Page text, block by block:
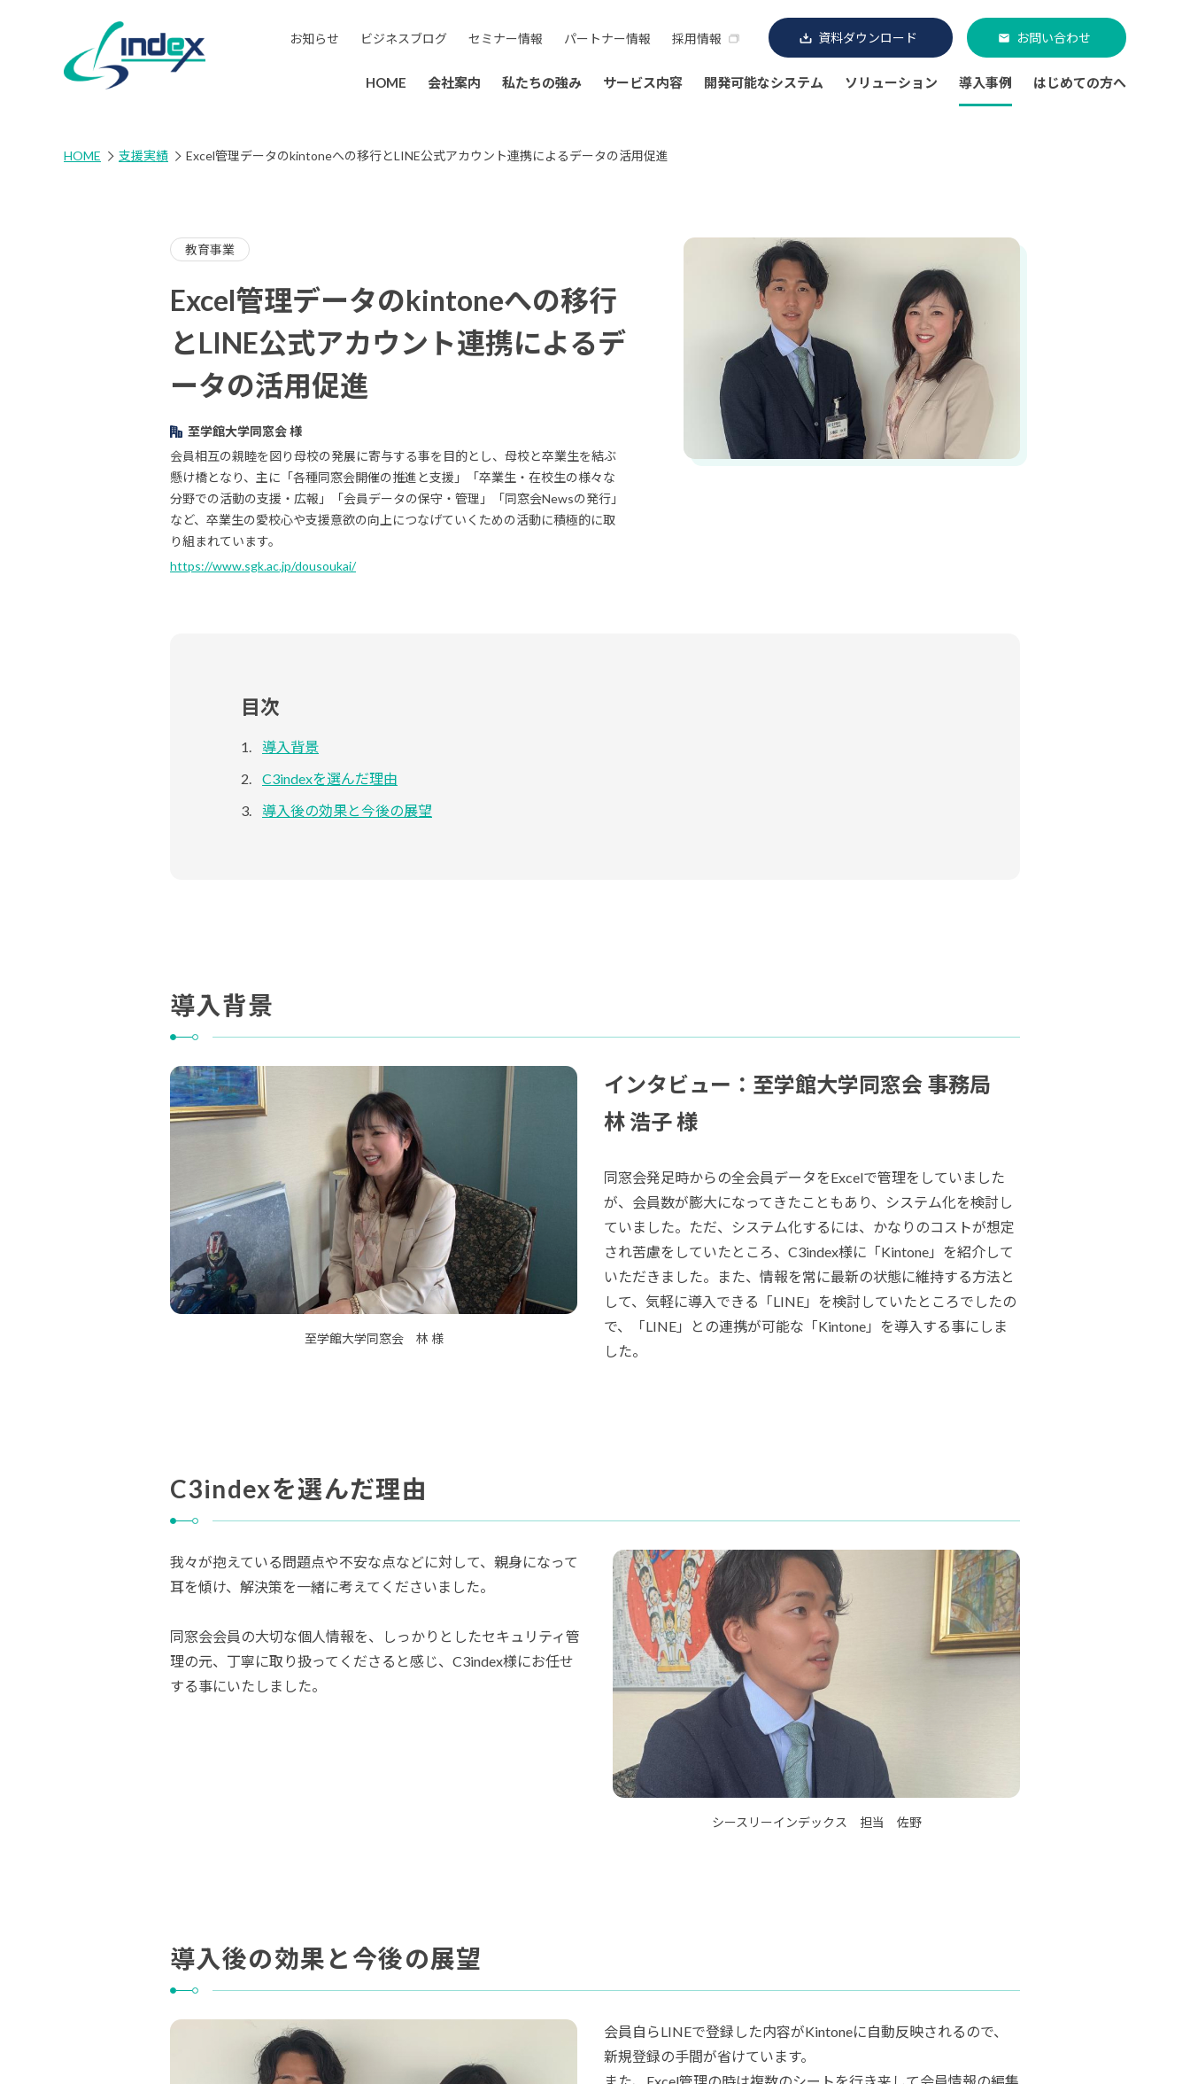
お知らせ ビジネスブログ セミナー情報 パートナー情報 採用情報 資料ダウンロード お問い合わせ
HOME 会社案内 私たちの強み サービス内容 開発可能なシステム ソリューション 導入事例 はじめての方へ
HOME 支援実績 Excel管理データのkintoneへの移行とLINE公式アカウント連携によるデータの活用促進
教育事業
Excel管理データのkintoneへの移行
とLINE公式アカウント連携によるデ
ータの活用促進
至学館大学同窓会 様
会員相互の親睦を図り母校の発展に寄与する事を目的とし、母校と卒業生を結ぶ
懸け橋となり、主に「各種同窓会開催の推進と支援」「卒業生・在校生の様々な
分野での活動の支援・広報」「会員データの保守・管理」「同窓会Newsの発行」
など、卒業生の愛校心や支援意欲の向上につなげていくための活動に積極的に取
り組まれています。
https://www.sgk.ac.jp/dousoukai/
目次
導入背景
C3indexを選んだ理由
導入後の効果と今後の展望
導入背景
至学館大学同窓会 林 様
インタビュー：至学館大学同窓会 事務局
林 浩子 様
同窓会発足時からの全会員データをExcelで管理をしていました
が、会員数が膨大になってきたこともあり、システム化を検討し
ていました。ただ、システム化するには、かなりのコストが想定
され苦慮をしていたところ、C3index様に「Kintone」を紹介して
いただきました。また、情報を常に最新の状態に維持する方法と
して、気軽に導入できる「LINE」を検討していたところでしたの
で、「LINE」との連携が可能な「Kintone」を導入する事にしま
した。
C3indexを選んだ理由
シースリーインデックス 担当 佐野
我々が抱えている問題点や不安な点などに対して、親身になって
耳を傾け、解決策を一緒に考えてくださいました。
同窓会会員の大切な個人情報を、しっかりとしたセキュリティ管
理の元、丁寧に取り扱ってくださると感じ、C3index様にお任せ
する事にいたしました。
導入後の効果と今後の展望
会員自らLINEで登録した内容がKintoneに自動反映されるので、
新規登録の手間が省けています。